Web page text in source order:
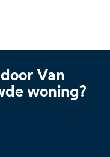
Van
woning?